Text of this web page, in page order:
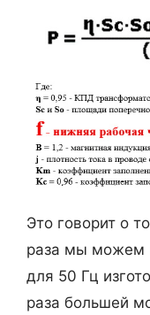
Это говорит о
раза мы можем
для 50 Гц
раза большей